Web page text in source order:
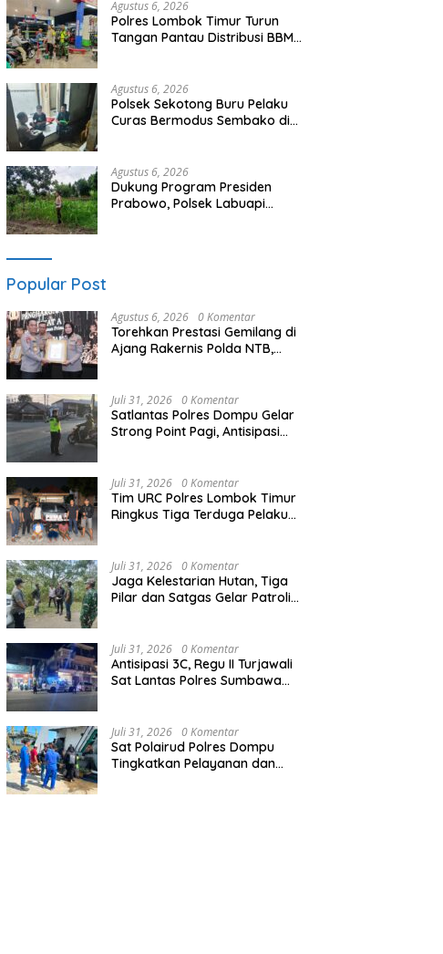
Agustus 6, 2026
Polres Lombok Timur Turun
Tangan Pantau Distribusi BBM,
Agustus 6, 2026
Polsek Sekotong Buru Pelaku
Curas Bermodus Sembako di
Agustus 6, 2026
Dukung Program Presiden
Prabowo, Polsek Labuapi
Popular Post
Agustus 6, 2026 0 Komentar
Torehkan Prestasi Gemilang di
Ajang Rakernis Polda NTB,
Kapolri
Juli 31, 2026 0 Komentar
Satlantas Polres Dompu Gelar
Strong Point Pagi, Antisipasi
Juli 31, 2026 0 Komentar
Tim URC Polres Lombok Timur
Ringkus Tiga Terduga Pelaku
Juli 31, 2026 0 Komentar
Jaga Kelestarian Hutan, Tiga
Pilar dan Satgas Gelar Patroli
Juli 31, 2026 0 Komentar
Antisipasi 3C, Regu II Turjawali
Sat Lantas Polres Sumbawa
Juli 31, 2026 0 Komentar
Sat Polairud Polres Dompu
Tingkatkan Pelayanan dan